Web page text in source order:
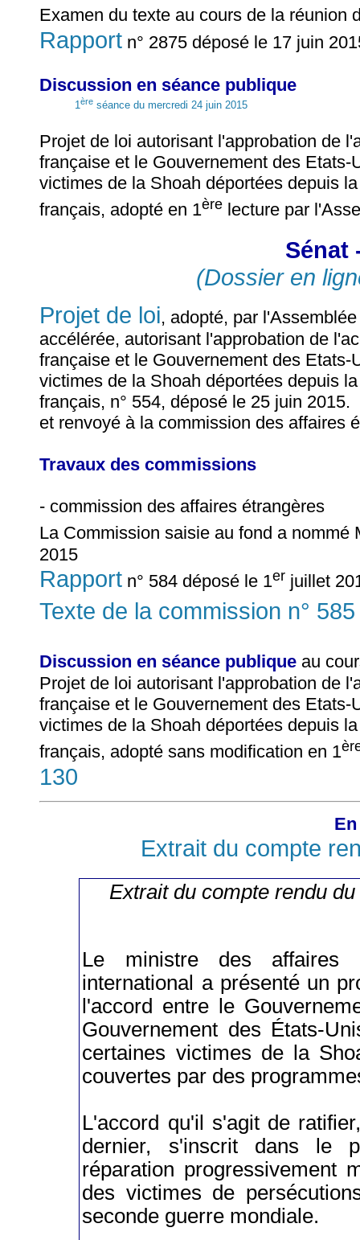
Examen du texte au cours de la réunion
Rapport n° 2875 déposé le 17 juin
Discussion en séance publique
1ère séance du mercredi 24 juin 2015
Projet de loi autorisant l'approbation de
française et le Gouvernement des
victimes de la Shoah déportées depuis
français, adopté en 1ère lecture par
Sénat
(Dossier en
Projet de loi, adopté, par
accélérée, autorisant l'approbation de
française et le Gouvernement des
victimes de la Shoah déportées depuis
français, n° 554, déposé le 25 juin 2015.
et renvoyé à la commission des affaires
Travaux des commissions
- commission des affaires étrangères
La Commission saisie au fond a nommé
2015
Rapport n° 584 déposé le 1er juillet
Texte de la commission n°
Discussion en séance publique au
Projet de loi autorisant l'approbation de
française et le Gouvernement des
victimes de la Shoah déportées depuis
français, adopté sans modification en 1
130
Extrait du compte
Extrait du compte rendu
Le ministre des affaires
international a présenté un
l'accord entre le
Gouvernement des États-
certaines victimes de la
couvertes par des
L'accord qu'il s'agit de
dernier, s'inscrit dans le
réparation progressivement
des victimes de
seconde guerre mondiale.